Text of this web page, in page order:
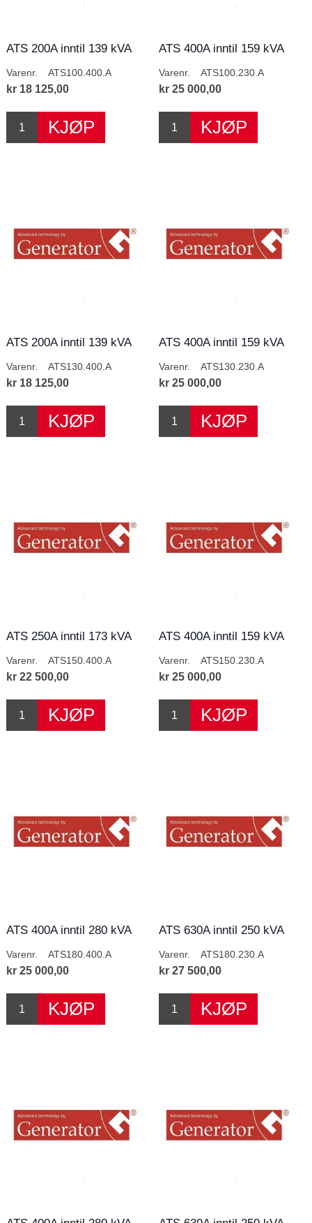
ATS 200A inntil 139 kVA
Varenr. ATS100.400.A
kr 18 125,00
ATS 400A inntil 159 kVA
Varenr. ATS100.230.A
kr 25 000,00
ATS 200A inntil 139 kVA
Varenr. ATS130.400.A
kr 18 125,00
ATS 400A inntil 159 kVA
Varenr. ATS130.230.A
kr 25 000,00
ATS 250A inntil 173 kVA
Varenr. ATS150.400.A
kr 22 500,00
ATS 400A inntil 159 kVA
Varenr. ATS150.230.A
kr 25 000,00
ATS 400A inntil 280 kVA
Varenr. ATS180.400.A
kr 25 000,00
ATS 630A inntil 250 kVA
Varenr. ATS180.230.A
kr 27 500,00